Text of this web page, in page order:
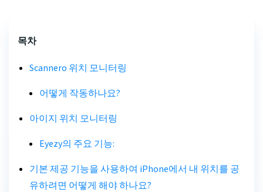
목차
Scannero 위치 모니터링
어떻게 작동하나요?
아이지 위치 모니터링
Eyezy의 주요 기능:
기본 제공 기능을 사용하여 iPhone에서 내 위치를 공
유하려면 어떻게 해야 하나요?